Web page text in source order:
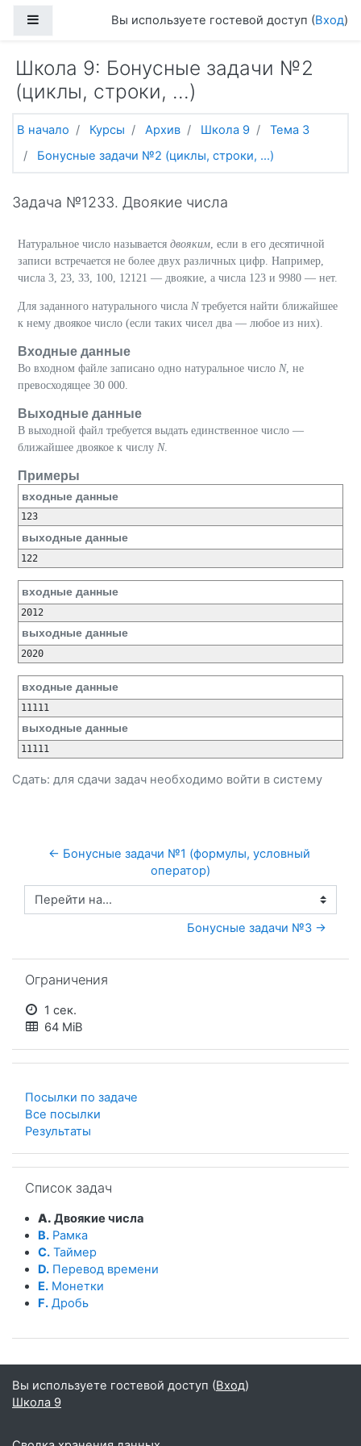
Боковая панельВы используете гостевой доступ (Вход)
Школа 9: Бонусные задачи №2
(циклы, строки, ...)
В начало Курсы Архив Школа 9
Тема 3
Бонусные задачи №2 (циклы, строки, ...)
Задача №1233. Двоякие числа
Натуральное число называется двояким, если в его десятичной
записи встречается не более двух различных цифр. Например,
числа 3, 23, 33, 100, 12121 — двоякие, а числа 123 и 9980 — нет.
Для заданного натурального числа Nтребуется найти ближайшее
к нему двоякое число (если таких чисел два — любое из них).
Входные данные
Во входном файле записано одно натуральное число N, не
превосходящее 30 000.
Выходные данные
В выходной файл требуется выдать единственное число —
ближайшее двоякое к числу N.
Примеры
входные данные
выходные данные
входные данные
выходные данные
входные данные
выходные данные
Сдать: для сдачи задач необходимо войти в систему
← Бонусные задачи №1 (формулы, условный
оператор)
Перейти на...
Бонусные задачи №3 →
Ограничения
1 сек.
64 MiB
Посылки по задаче
Все посылки
Результаты
Список задач
A. Двоякие числа
B. Рамка
C. Таймер
D. Перевод времени
E. Монетки
F. Дробь
Вы используете гостевой доступ (Вход)
Школа 9